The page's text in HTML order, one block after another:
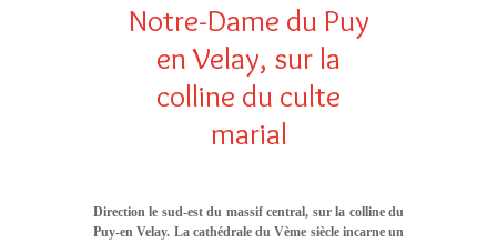
Notre-Dame du Puy
en Velay, sur la
colline du culte
marial
Direction le sud-est du massif central, sur la colline du
Puy-en Velay. La cathédrale du Vème siècle incarne un